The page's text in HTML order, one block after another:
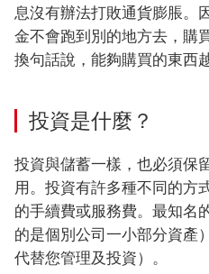
息沒有辦法打敗通貨膨脹。
金不會跑到別的地方去，購
換句話說，能夠購買的東西
投資是什麼？
投資與儲蓄一樣，也必須保
用。投資有許多種不同的方
的手續費或服務費。最知名
的是個別公司一小部分資產
代替您管理及投資）。